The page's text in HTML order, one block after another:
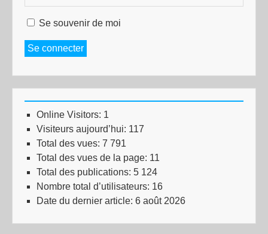
Se souvenir de moi
Se connecter
Online Visitors: 1
Visiteurs aujourd’hui: 117
Total des vues: 7 791
Total des vues de la page: 11
Total des publications: 5 124
Nombre total d’utilisateurs: 16
Date du dernier article: 6 août 2026